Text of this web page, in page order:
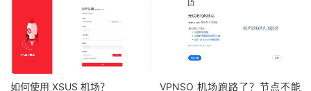
如何使用 XSUS 机场？
VPNSO 机场跑路了？节点不能